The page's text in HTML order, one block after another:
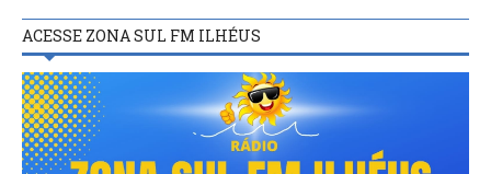
ACESSE ZONA SUL FM ILHÉUS